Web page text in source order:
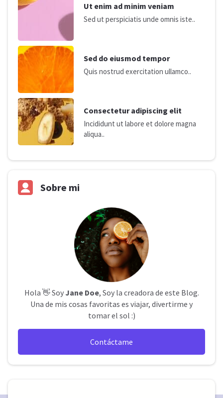
Ut enim ad minim veniam
Sed ut perspiciatis unde omnis iste..
Sed do eiusmod tempor
Quis nostrud exercitation ullamco..
Consectetur adipiscing elit
Incididunt ut labore et dolore magna
aliqua..
Sobre mi
Hola 👋 Soy Jane Doe, Soy la creadora de este Blog.
Una de mis cosas favoritas es viajar, divertirme y
tomar el sol :)
Contáctame